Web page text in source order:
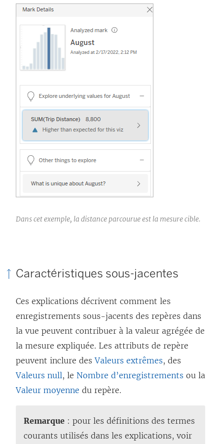
Dans cet exemple, la distance parcourue est la mesure cible.
Caractéristiques sous-jacentes
Ces explications décrivent comment les
enregistrements sous-jacents des repères dans
la vue peuvent contribuer à la valeur agrégée de
la mesure expliquée. Les attributs de repère
peuvent inclure desValeurs extrêmes, des
Valeurs null, le Nombre d’enregistrements ou la
Valeur moyenne du repère.
Remarque : pour les définitions des termes
courants utilisés dans les explications, voir